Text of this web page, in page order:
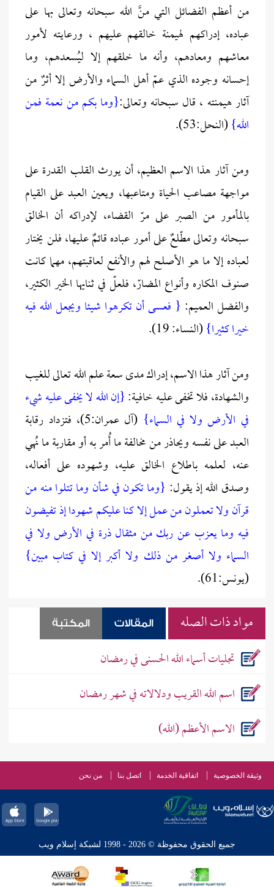
من أعظم الفضائل التي منَّ الله سبحانه وتعالى بها على
عباده، إدراكهم لهيمنة خالقهم عليهم ، ورعايته لأمور
معاشهم ومعادهم، وأنه ما خلقهم إلا ليُسعدهم، وما
إحسانه وجوده الذي عمّ أهل السماء والأرض إلا أثرٌ من
آثار هيمنته ، قال سبحانه وتعالى:{وما بكم من نعمة فمن
الله}(النحل:53).
ومن آثار هذا الاسم العظيم، أن يورث القلب القدرة على
مواجهة مصاعب الحياة ومتاعبها، ويعين العبد على القيام
بالمأمور من الصبر على مرّ القضاء، لإدراكه أن الخالق
سبحانه وتعالى مطّلعٌ على أمور عباده قائمٌ عليها، فلن يختار
لعباده إلا ما هو الأصلح لهم والأنفع لعاقبتهم، مهما كانت
صنوف المكاره وأنواع المضارّ، فلعلّ في ثنايها الخير الكثير،
والفضل العميم: { فعسى أن تكرهوا شيئا ويجعل الله فيه
خيرا كثيرا}(النساء: 19).
ومن آثار هذا الاسم، إدراك مدى سعة علم الله تعالى للغيب
والشهادة، فلا تخفى عليه خافية:{إن الله لا يخفى عليه شيء
في الأرض ولا في السماء}
(آل عمران:5)، فتزداد رقابة
العبد على نفسه ويحاذر من مخالفة ما أُمر به أو مقاربة ما نُهي
عنه، لعلمه باطلاع الخالق عليه، وشهوده على أفعاله،
وصدق الله إذ يقول: {وما تكون في شأن وما تتلوا منه من
قرآن ولا تعملون من عمل إلا كنا عليكم شهودا إذ تفيضون
فيه وما يعزب عن ربك من مثقال ذرة في الأرض ولا في
السماء ولا أصغر من ذلك ولا أكبر إلا في كتاب مبين}
(يونس:61).
مواد ذات الصله المقالات المكتبة
تجليات أسماء الله الحسنى في رمضان
اسم الله القريب ودلالاته في شهر رمضان
الاسم الأعظم (الله)
وثيقة الخصوصية اتفاقية الخدمة اتصل بنا من نحن
جميع الحقوق محفوظة © 2026 - 1998 لشبكة إسلام ويب